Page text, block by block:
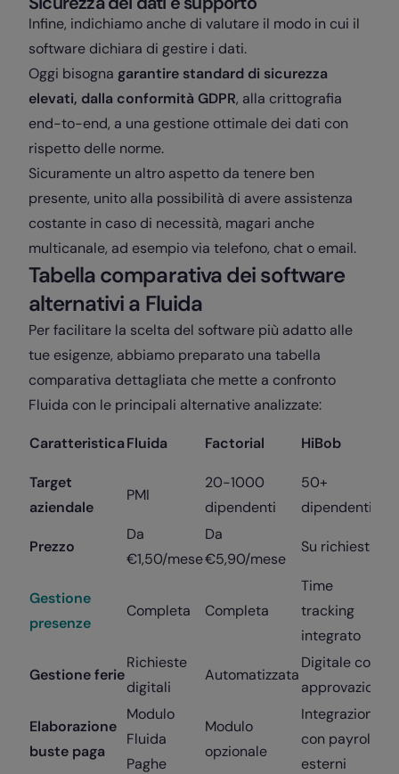
Infine, indichiamo anche di valutare il modo in cui il
software dichiara di gestire i dati.
Oggi bisogna garantire standard di sicurezza
elevati, dalla conformità GDPR, alla crittografia
end-to-end, a una gestione ottimale dei dati con
rispetto delle norme.
Sicuramente un altro aspetto da tenere ben
presente, unito alla possibilità di avere assistenza
costante in caso di necessità, magari anche
multicanale, ad esempio via telefono, chat o email.
Tabella comparativa dei software
alternativi a Fluida
Per facilitare la scelta del software più adatto alle
tue esigenze, abbiamo preparato una tabella
comparativa dettagliata che mette a confronto
Fluida con le principali alternative analizzate:
CaratteristicaFluida Factorial HiBob
Target
aziendale
PMI
20-1000
dipendenti
50+
dipendenti
Prezzo
Da
€1,50/mese
Da
€5,90/mese
Su richiesta
Gestione
presenze
Completa Completa
Time
tracking
integrato
Gestione ferie
Richieste
digitali
Automatizzata
Digitale con
approvazioni
Elaborazione
buste paga
Modulo
Fluida
Paghe
Modulo
opzionale
Integrazione
con payroll
esterni